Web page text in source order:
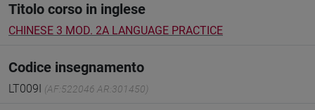
Titolo corso in inglese
CHINESE 3 MOD. 2A LANGUAGE PRACTICE
Codice insegnamento
LT009I (AF:522046 AR:301450)